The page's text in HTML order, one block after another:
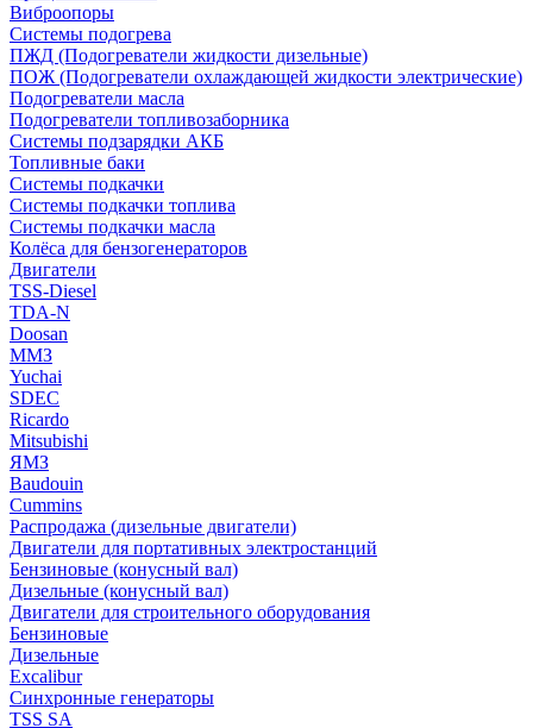
Виброопоры
Системы подогрева
ПЖД (Подогреватели жидкости дизельные)
ПОЖ (Подогреватели охлаждающей жидкости электрические)
Подогреватели масла
Подогреватели топливозаборника
Системы подзарядки АКБ
Топливные баки
Системы подкачки
Системы подкачки топлива
Системы подкачки масла
Колёса для бензогенераторов
Двигатели
TSS-Diesel
TDA-N
Doosan
ММЗ
Yuchai
SDEC
Ricardo
Mitsubishi
ЯМЗ
Baudouin
Cummins
Распродажа (дизельные двигатели)
Двигатели для портативных электростанций
Бензиновые (конусный вал)
Дизельные (конусный вал)
Двигатели для строительного оборудования
Бензиновые
Дизельные
Excalibur
Синхронные генераторы
TSS SA